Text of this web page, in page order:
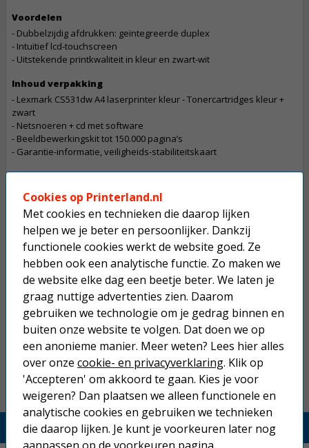
Voordelen
- Dubbelzijdig afdrukken: geïntegreerde duplex
- Intuïtief lcd-touchscreen
- Uitstekende printkwaliteit in kleur en zwart-wit
Inhoud verpakking
- Lexmark CS531dw A4 laserprinter kleur - Tonercartridges kleur +
zwart
- Netsnoeren + cd met software
- Beeldbewerkingskit tot 150.000 pagina’s
- Garantie-informatie, veiligheids-stabiliteitskaart
De betaling van een bestelling die dit product bevat gaat in overleg
Dit product mag maximaal 1 keer besteld worden.
Op werkdagen voor 22:30 uur besteld, morgen in huis.
Superscherpe prijzen!
Niet goed geld terug.
Gratis verzending boven € 25,-
Betaal binnen 14 dagen na aankoop
Printerland.nl
Cookies op Printerland.nl
Met cookies en technieken die daarop lijken
helpen we je beter en persoonlijker. Dankzij
functionele cookies werkt de website goed. Ze
hebben ook een analytische functie. Zo maken we
de website elke dag een beetje beter. We laten je
graag nuttige advertenties zien. Daarom
gebruiken we technologie om je gedrag binnen en
buiten onze website te volgen. Dat doen we op
een anonieme manier. Meer weten? Lees hier alles
over onze cookie- en privacyverklaring. Klik op
'Accepteren' om akkoord te gaan. Kies je voor
weigeren? Dan plaatsen we alleen functionele en
analytische cookies en gebruiken we technieken
die daarop lijken. Je kunt je voorkeuren later nog
aanpassen op de voorkeuren pagina.